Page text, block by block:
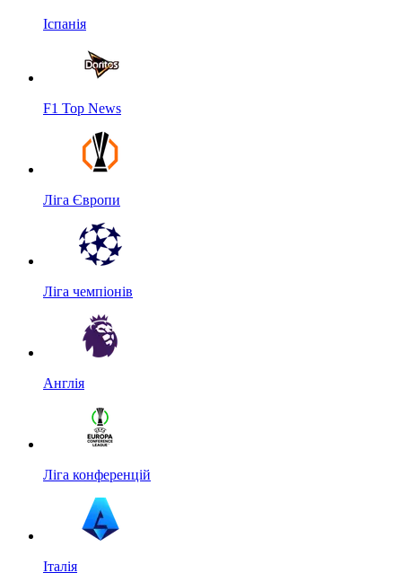
Іспанія
F1 Top News
Ліга Європи
Ліга чемпіонів
Англія
Ліга конференцій
Італія